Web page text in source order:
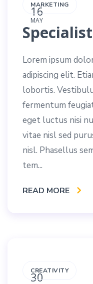
16
MAY
MARKETING
Lorem ipsum
adipiscing elit.
lobortis.
fermentum
eget luctus nisi
vitae nisl sed
nisl. Phasellus
tem...
READ MORE
30
CREATIVITY